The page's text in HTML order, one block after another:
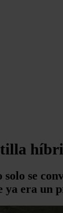
se
ya era un